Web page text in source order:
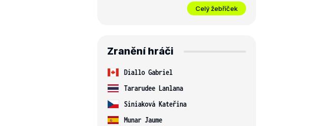
Celý žebříček
Zranění hráči
Diallo Gabriel
Tararudee Lanlana
Siniaková Kateřina
Munar Jaume